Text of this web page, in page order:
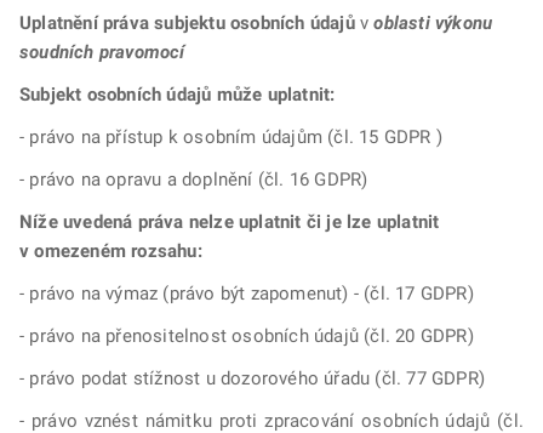
Uplatnění práva subjektu osobních údajůvoblasti výkonu
soudních pravomocí
Subjekt osobních údajů může uplatnit:
- právo na přístup k osobním údajům (čl. 15 GDPR )
- právo na opravu a doplnění (čl. 16 GDPR)
Níže uvedená práva nelze uplatnit či je lze uplatnit
v omezeném rozsahu:
- právo na výmaz (právo být zapomenut) - (čl. 17 GDPR)
- právo na přenositelnost osobních údajů (čl. 20 GDPR)
- právo podat stížnost u dozorového úřadu (čl. 77 GDPR)
- právo vznést námitku proti zpracování osobních údajů (čl.